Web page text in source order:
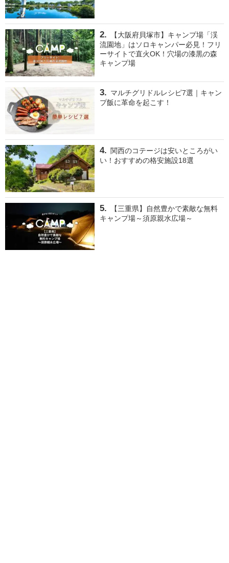
【大阪府貝塚市】キャンプ場「渓
流園地」はソロキャンパー必見！フリ
ーサイトで直火OK！穴場の漆黒の森
キャンプ場
マルチグリドルレシピ7選｜キャン
プ飯に革命を起こす！
関西のコテージは安いところがい
い！おすすめの格安施設18選
【三重県】自然豊かで素敵な無料
キャンプ場～須原親水広場～